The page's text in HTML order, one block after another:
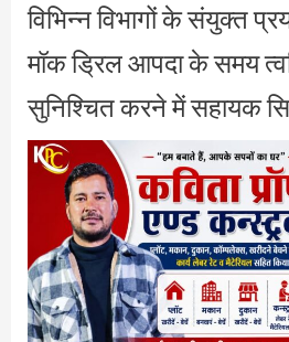
विभिन्न विभागों के संयुक्त
मॉक ड्रिल आपदा के समय
सुनिश्चित करने में सहायक